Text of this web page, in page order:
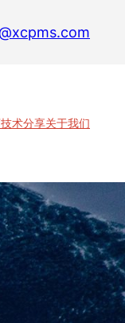
技术分享关于我们